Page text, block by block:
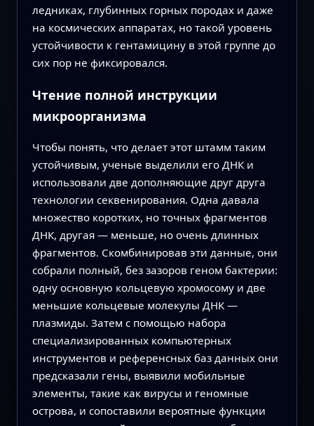
ледниках, глубинных горных породах и даже
на космических аппаратах, но такой уровень
устойчивости к гентамицину в этой группе до
сих пор не фиксировался.
Чтение полной инструкции
микроорганизма
Чтобы понять, что делает этот штамм таким
устойчивым, ученые выделили его ДНК и
использовали две дополняющие друг друга
технологии секвенирования. Одна давала
множество коротких, но точных фрагментов
ДНК, другая — меньше, но очень длинных
фрагментов. Скомбинировав эти данные, они
собрали полный, без зазоров геном бактерии:
одну основную кольцевую хромосому и две
меньшие кольцевые молекулы ДНК —
плазмиды. Затем с помощью набора
специализированных компьютерных
инструментов и референсных баз данных они
предсказали гены, выявили мобильные
элементы, такие как вирусы и геномные
острова, и сопоставили вероятные функции